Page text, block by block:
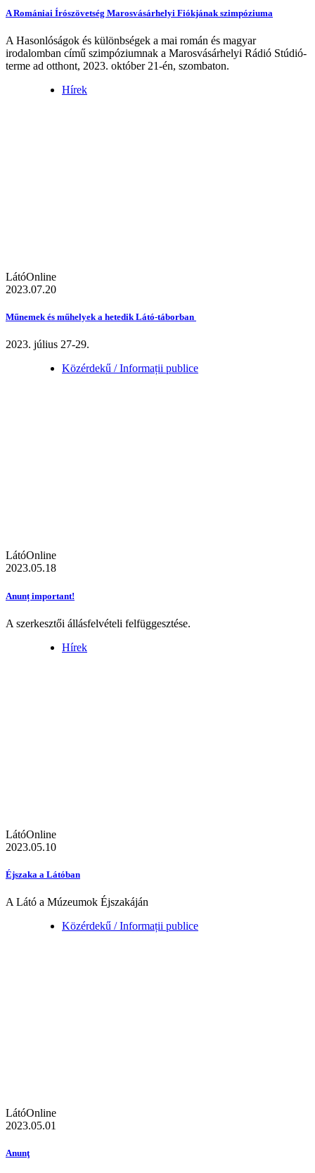
A Romániai Írószövetség Marosvásárhelyi Fiókjának szimpóziuma
A Hasonlóságok és különbségek a mai román és magyar
irodalomban című szimpóziumnak a Marosvásárhelyi Rádió Stúdió-
terme ad otthont, 2023. október 21-én, szombaton.
Hírek
LátóOnline
2023.07.20
Műnemek és műhelyek a hetedik Látó-táborban
2023. július 27-29.
Közérdekű / Informații publice
LátóOnline
2023.05.18
Anunț important!
A szerkesztői állásfelvételi felfüggesztése.
Hírek
LátóOnline
2023.05.10
Éjszaka a Látóban
A Látó a Múzeumok Éjszakáján
Közérdekű / Informații publice
LátóOnline
2023.05.01
Anunţ